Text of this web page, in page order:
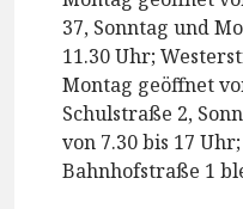
37, Sonntag und
11.30 Uhr;
Montag geöffnet
Schulstraße 2,
von 7.30 bis 17
Bahnhofstraße 1